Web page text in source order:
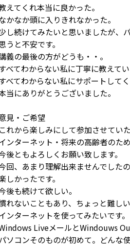
てくれ本当に良かった。
かなか頭に入りきれなかった。
し続けてみたいと思いましたが、
と不安です。
義の最後の方がどうも・・。
べてわからない私に丁寧に教えて
べてわからない私にサポートして
にありがとうございました。
見・ご希望
れから楽しみにして参加させていた
ンターネット・将来の高齢者のた
後ともよろしくお願い致します。
回、あまり理解出来ませんでした
しかったです。
後も続けて欲しい。
れないこともあり、ちょっと難しい
ンターネットを使ってみたいです。
LiveメールとWindouws
ソコンそのものが初めて。どんな